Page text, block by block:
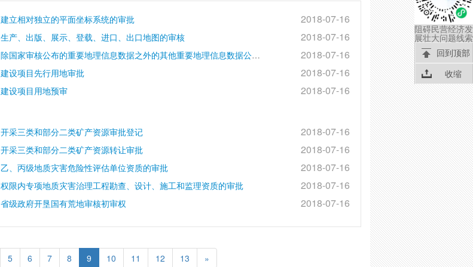
建立相对独立的平面坐标系统的审批 2018-07-16
生产、出版、展示、登载、进口、出口地图的审核 2018-07-16
除国家审核公布的重要地理信息数据之外的其他重要地理信息数据公布前的审核 2018-07-16
建设项目先行用地审批 2018-07-16
建设项目用地预审 2018-07-16
开采三类和部分二类矿产资源审批登记 2018-07-16
开采三类和部分二类矿产资源转让审批 2018-07-16
乙、丙级地质灾害危险性评估单位资质的审批 2018-07-16
权限内专项地质灾害治理工程勘查、设计、施工和监理资质的审批 2018-07-16
省级政府开垦国有荒地审核初审权 2018-07-16
5 6 7 8 9 10 11 12 13 »
阻碍民营经济发
展壮大问题线索
回到顶部
收缩